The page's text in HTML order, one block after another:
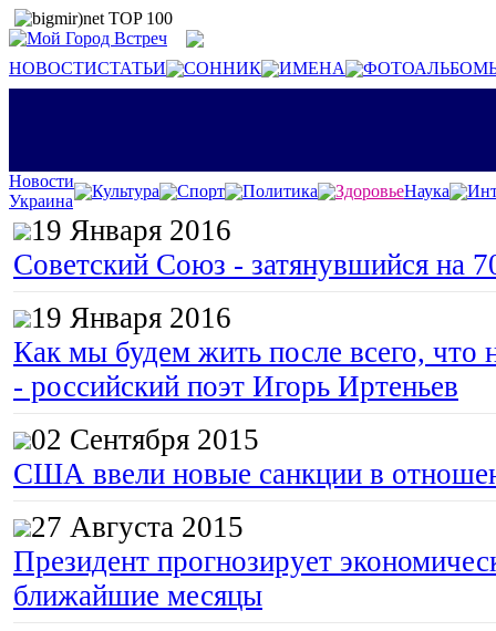
НОВОСТИСТАТЬИ СОННИК ИМЕНА
Новости
Украина
Культура Спорт Политика ЗдоровьеНаука
19 Января 2016
Советский Союз - затянувшийся на
19 Января 2016
Как мы будем жить после всего, что
- российский поэт Игорь Иртеньев
02 Сентября 2015
США ввели новые санкции в
27 Августа 2015
Президент прогнозирует
ближайшие месяцы